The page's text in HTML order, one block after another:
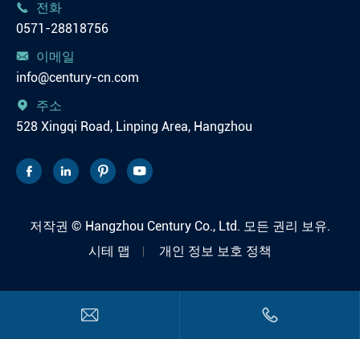

전화
0571-28818756

이메일
info@century-cn.com

주소
528 Xingqi Road, Linping Area, Hangzhou
   
저작권 © Hangzhou Century Co., Ltd. 모든 권리 보유.
시테 맵
개인 정보 보호 정책
 